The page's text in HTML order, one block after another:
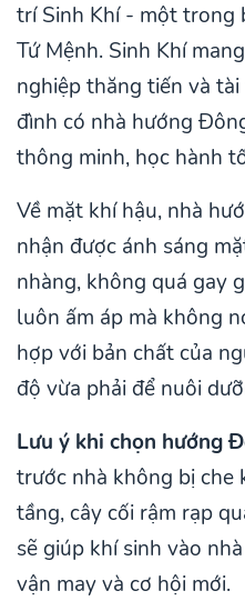
trí Sinh Khí - một trong
Tứ Mệnh. Sinh Khí
nghiệp thăng tiến và
đình có nhà hướng
thông minh, học hành
Về mặt khí hậu, nhà
nhận được ánh sáng
nhàng, không quá gay
luôn ấm áp mà không
hợp với bản chất của
độ vừa phải để nuôi
Lưu ý khi chọn hướng
trước nhà không bị che
tầng, cây cối rậm rạp
sẽ giúp khí sinh vào
vận may và cơ hội mới.